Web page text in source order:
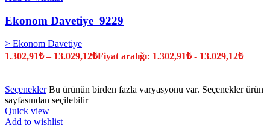
Ekonom Davetiye_9229
> Ekonom Davetiye
1.302,91₺ – 13.029,12₺Fiyat aralığı: 1.302,91₺ - 13.029,12₺
Seçenekler Bu ürünün birden fazla varyasyonu var. Seçenekler ürün
sayfasından seçilebilir
Quick view
Add to wishlist